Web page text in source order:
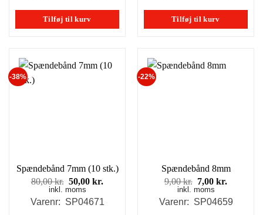
Tilføj til kurv
8,00 kr..7,00 kr..
Tilføj til kurv
-38%
Spændebånd 7mm (10 stk.)
80,00kr. Den
oprindelige
pris
50,00kr.
inkl. moms
Varenr: SP04671
-22%
Spændebånd 8mm
9,00kr. Den
oprindelige
pris
7,00kr.
pris
inkl. moms
Varenr: SP04659